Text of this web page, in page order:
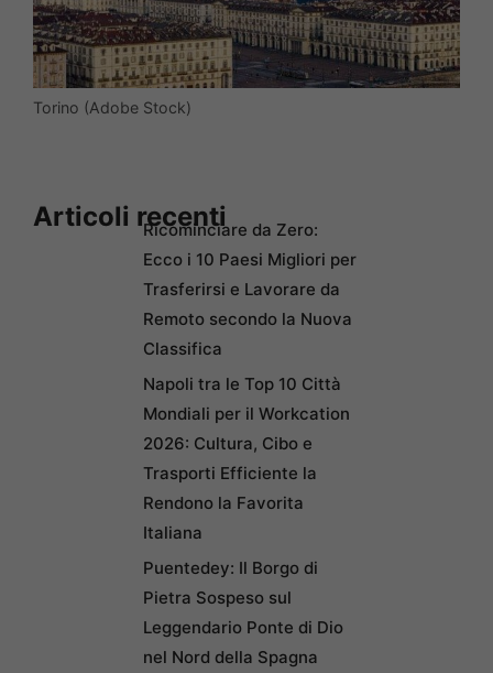
Torino (Adobe Stock)
Articoli recentiRicominciare da Zero:
Ecco i 10 Paesi Migliori per
Trasferirsi e Lavorare da
Remoto secondo la Nuova
Classifica
Napoli tra le Top 10 Città
Mondiali per il Workcation
2026: Cultura, Cibo e
Trasporti Efficiente la
Rendono la Favorita
Italiana
Puentedey: Il Borgo di
Pietra Sospeso sul
Leggendario Ponte di Dio
nel Nord della Spagna